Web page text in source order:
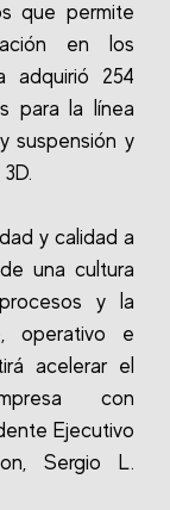
que permite
en los
adquirió 254
para la línea
suspensión y
y calidad a
una cultura
y la
operativo e
acelerar el
con
Ejecutivo
Sergio L.